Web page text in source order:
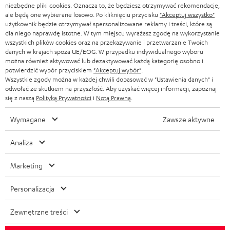
e
o
w
y
s
y
ł
c
m
a
c
j
e
d
o
t
y
z
ą
g
n
e
k
o
n
t
a
k
o
w
Pon-Pt od godziny 09:00 do 17:00
W niedziele i święta zamknięte
Serwis
Najczęściej zadawane pytania
Wyszukiwarka sklepów
Poznaj nasze produkty na żywo i zaufaj naszym
profesjonalnym doradcom.
Podgląd
1
w gotówce nie jest możliwa. Akcja nie obowiązuje na towar B, edycje
Bony rabatowe
Bezpłatne słuchawki Teufel MOVE 2 jako dodatek gratisowy nie mogą
zostać zamówione w kombinacji z bonami rabatowymi - bony rabatowe nie
niezbędne pliki cookies. Oznacza to, że będziesz otrzymywać rekomendacje,
ale będą one wybierane losowo. Po kliknięciu przycisku "Akceptuj wszystko"
użytkownik będzie otrzymywał spersonalizowane reklamy i treści, które są
dla niego naprawdę istotne. W tym miejscu wyrażasz zgodę na wykorzystanie
wszystkich plików cookies oraz na przekazywanie i przetwarzanie Twoich
danych w krajach spoza UE/EOG. W przypadku indywidualnego wyboru
można również aktywować lub dezaktywować każdą kategorię osobno i
potwierdzić wybór przyciskiem "Akceptuj wybór"
Wszystkie zgody można w każdej chwili dopasować w "Ustawienia danych" i
odwołać ze skutkiem na przyszłość. Aby uzyskać więcej informacji, zapoznaj
się z naszą Polityką Prywatności i Notą Prawną
Wymagane Zawsze aktywne
Analiza
Marketing
Personalizacja
Zewnętrzne treści